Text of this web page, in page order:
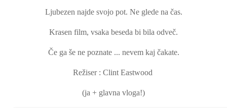
Ljubezen najde svojo pot. Ne glede na čas.
Krasen film, vsaka beseda bi bila odveč.
Če ga še ne poznate ... nevem kaj čakate.
Režiser : Clint Eastwood
(ja + glavna vloga!)